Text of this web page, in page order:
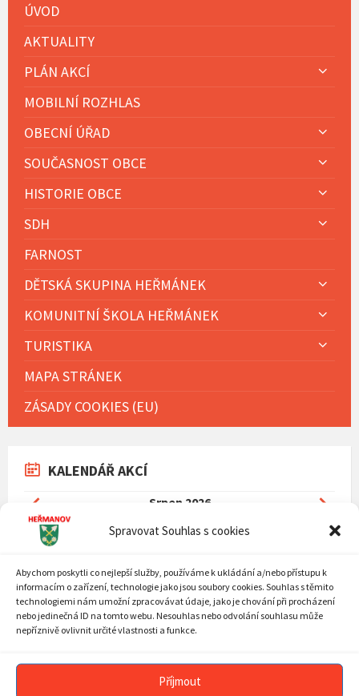
Spravovat Souhlas s cookies
Abychom poskytli co nejlepší služby, používáme k ukládání a/nebo přístupu k
informacím o zařízení, technologie jako jsou soubory cookies. Souhlas s těmito
technologiemi nám umožní zpracovávat údaje, jako je chování při procházení
nebo jedinečná ID na tomto webu. Nesouhlas nebo odvolání souhlasu může
nepříznivě ovlivnit určité vlastnosti a funkce.
Příjmout
ÚVOD
AKTUALITY
PLÁN AKCÍ
MOBILNÍ ROZHLAS
OBECNÍ ÚŘAD
SOUČASNOST OBCE
HISTORIE OBCE
SDH
FARNOST
DĚTSKÁ SKUPINA HEŘMÁNEK
KOMUNITNÍ ŠKOLA HEŘMÁNEK
TURISTIKA
MAPA STRÁNEK
ZÁSADY COOKIES (EU)
KALENDÁŘ AKCÍ
Srpen 2026
Previous
Month
Next
MON TUE WED THU FRI SUN
Skip
days
3
4 5 6 7 8
9
10
11 12 13 14 15
16
17
18 19 20 21 22
23